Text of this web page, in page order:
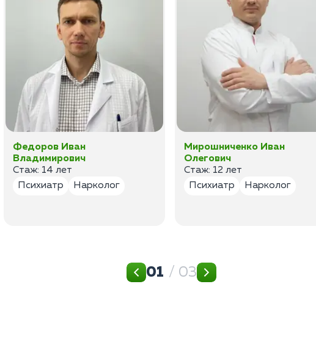
Федоров Иван
Владимирович
Стаж: 14 лет
Психиатр
Нарколог
Мирошниченко Иван
Олегович
Стаж: 12 лет
Психиатр
Нарколог
01 / 03